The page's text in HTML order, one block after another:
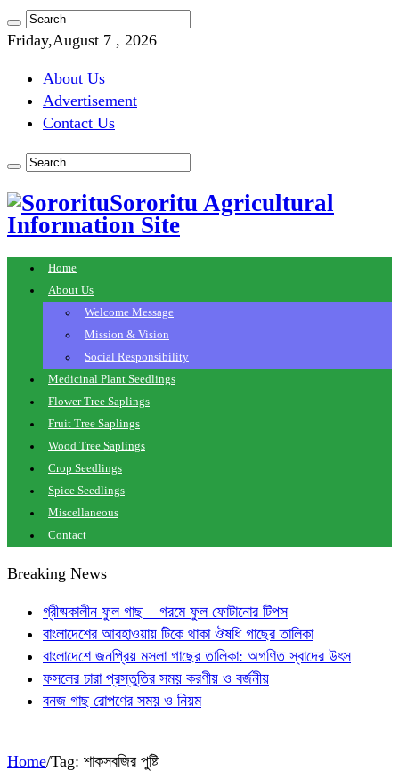
Friday,August 7 , 2026
About Us
Advertisement
Contact Us
Sororitu Agricultural
Information Site
Home
About Us
Welcome Message
Mission & Vision
Social Responsibility
Medicinal Plant Seedlings
Flower Tree Saplings
Fruit Tree Saplings
Wood Tree Saplings
Crop Seedlings
Spice Seedlings
Miscellaneous
Contact
Breaking News
গ্রীষ্মকালীন ফুল গাছ – গরমে ফুল ফোটানোর টিপস
বাংলাদেশের আবহাওয়ায় টিকে থাকা ঔষধি গাছের তালিকা
বাংলাদেশে জনপ্রিয় মসলা গাছের তালিকা: অগণিত স্বাদের উৎস
ফসলের চারা প্রস্তুতির সময় করণীয় ও বর্জনীয়
বনজ গাছ রোপণের সময় ও নিয়ম
Home/Tag: শাকসবজির পুষ্টি